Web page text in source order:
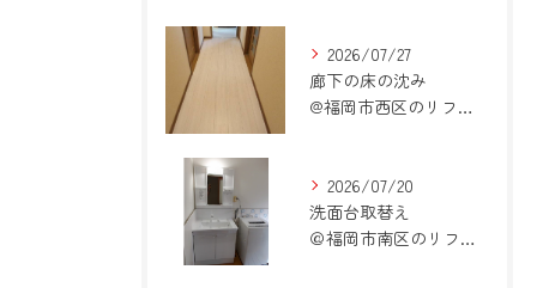
2026/07/27
廊下の床の沈み
@福岡市西区のリフォーム
2026/07/20
洗面台取替え
＠福岡市南区のリフォーム